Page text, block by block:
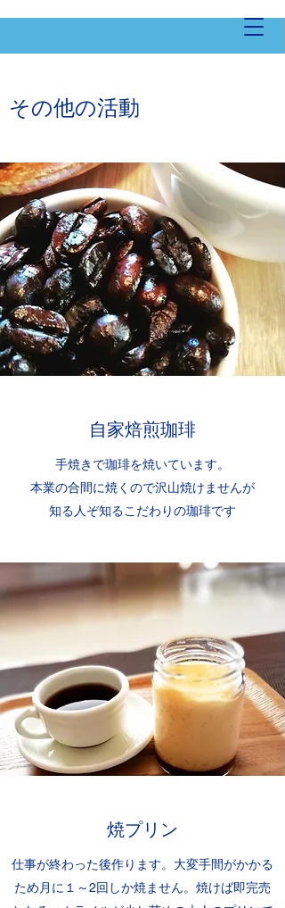
​​その他の活動
​​自家焙煎珈琲
手焼きで珈琲を焼いています。
本業の合間に焼くので沢山焼けませんが
​知る人ぞ知るこだわりの珈琲です
​​焼プリン
仕事が終わった後作ります。大変手間がかかる
ため月に１～2回しか焼ません。​焼けば即完売